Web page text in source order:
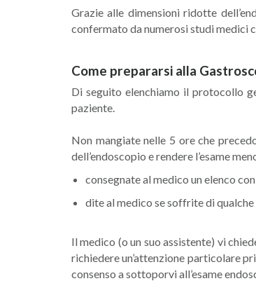
Grazie alle dimensioni ridotte
confermato da numerosi studi medici
Come prepararsi alla
Di seguito elenchiamo il protocollo
paziente.
Non mangiate nelle 5 ore che
dell’endoscopio e rendere l’esame
consegnate al medico un elenco
dite al medico se soffrite di
Il medico (o un suo assistente) vi
richiedere un’attenzione particolare
consenso a sottoporvi all’esame